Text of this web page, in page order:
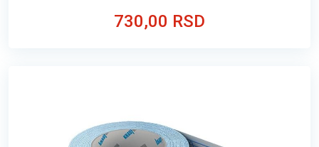
730,00 RSD